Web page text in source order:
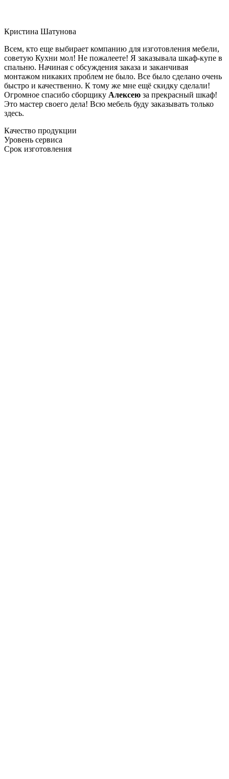
Кристина Шатунова
Всем, кто еще выбирает компанию для изготовления мебели,
советую Кухни мол! Не пожалеете! Я заказывала шкаф-купе в
спальню. Начиная с обсуждения заказа и заканчивая
монтажом никаких проблем не было. Все было сделано очень
быстро и качественно. К тому же мне ещё скидку сделали!
Огромное спасибо сборщику Алексею за прекрасный шкаф!
Это мастер своего дела! Всю мебель буду заказывать только
здесь.
Качество продукции
Уровень сервиса
Срок изготовления